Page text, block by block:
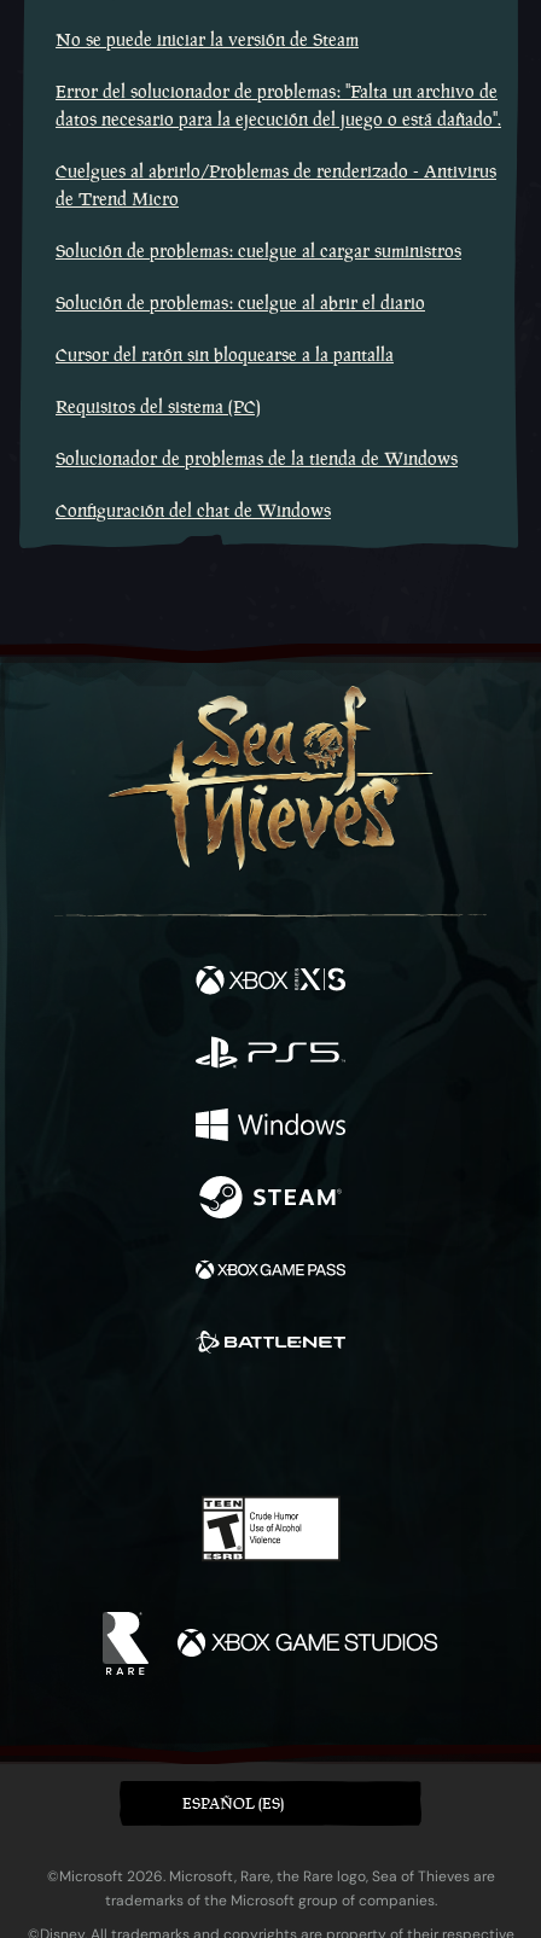
No se puede iniciar la versión de Steam
Error del solucionador de problemas: "Falta un archivo de
datos necesario para la ejecución del juego o está dañado".
Cuelgues al abrirlo/Problemas de renderizado - Antivirus
de Trend Micro
Solución de problemas: cuelgue al cargar suministros
Solución de problemas: cuelgue al abrir el diario
Cursor del ratón sin bloquearse a la pantalla
Requisitos del sistema (PC)
Solucionador de problemas de la tienda de Windows
Configuración del chat de Windows
ESPAÑOL (ES)
©Microsoft 2026. Microsoft, Rare, the Rare logo, Sea of Thieves are
trademarks of the Microsoft group of companies.